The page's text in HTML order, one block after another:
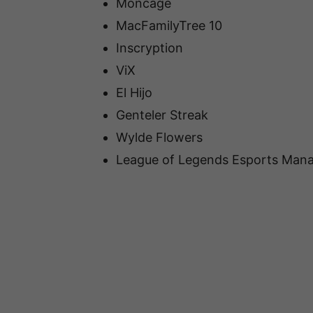
Moncage
MacFamilyTree 10
Inscryption
ViX
El Hijo
Genteler Streak
Wylde Flowers
League of Legends Esports